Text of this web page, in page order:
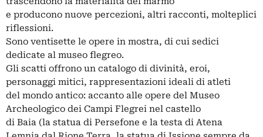
e producono nuove percezioni, altri racconti, molteplici
riflessioni.
Sono ventisette le opere in mostra, di cui sedici
dedicate al museo flegreo.
Gli scatti offrono un catalogo di divinità, eroi,
personaggi mitici, rappresentazioni ideali di atleti
del mondo antico: accanto alle opere del Museo
Archeologico dei Campi Flegrei nel castello
di Baia (la statua di Persefone e la testa di Atena